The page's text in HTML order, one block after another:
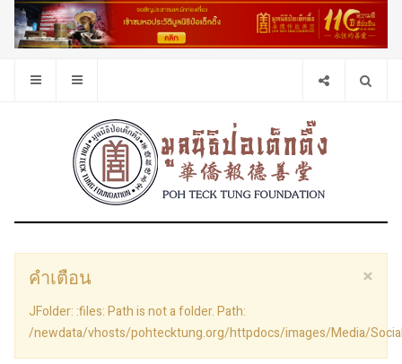
×
คำเตือน
JFolder: :files: Path is not a folder. Path:
/newdata/vhosts/pohtecktung.org/httpdocs/images/Media/